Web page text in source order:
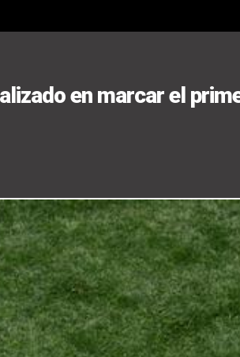
en marcar el